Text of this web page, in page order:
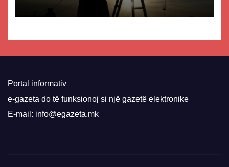
Portal informativ
e-gazeta do të funksionoj si një gazetë elektronike
E-mail: info@egazeta.mk